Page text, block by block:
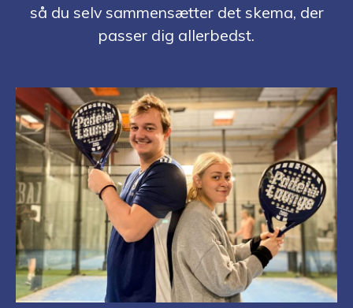
så du selv sammensætter det skema, der
passer dig allerbedst.